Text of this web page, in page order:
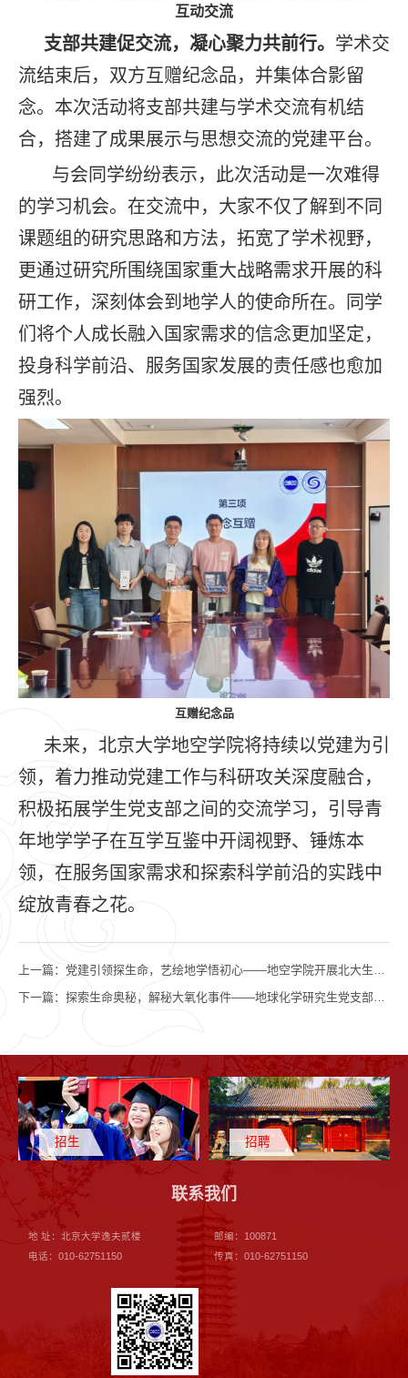
互动交流
支部共建促交流，凝心聚力共前行。 学术交
流结束后，双方互赠纪念品，并集体合影留
念。本次活动将支部共建与学术交流有机结
合，搭建了成果展示与思想交流的党建平台。
与会同学纷纷表示，此次活动是一次难得
的学习机会。在交流中，大家不仅了解到不同
课题组的研究思路和方法，拓宽了学术视野，
更通过研究所围绕国家重大战略需求开展的科
研工作，深刻体会到地学人的使命所在。同学
们将个人成长融入国家需求的信念更加坚定，
投身科学前沿、服务国家发展的责任感也愈加
强烈。
互赠纪念品
未来，北京大学地空学院将持续以党建为引
领，着力推动党建工作与科研攻关深度融合，
积极拓展学生党支部之间的交流学习，引导青
年地学学子在互学互鉴中开阔视野、锤炼本
领，在服务国家需求和探索科学前沿的实践中
绽放青春之花。
上一篇： 党建引领探生命，艺绘地学悟初心——地空学院开展北大生物标本馆党建实践活动
下一篇： 探索生命奥秘，解秘大氧化事件——地球化学研究生党支部赴北京市建华实验学校开展科普讲座
招生 招聘
联系我们
地 址：北京大学逸夫贰楼
邮编：100871
电话：010-62751150
传真：010-62751150